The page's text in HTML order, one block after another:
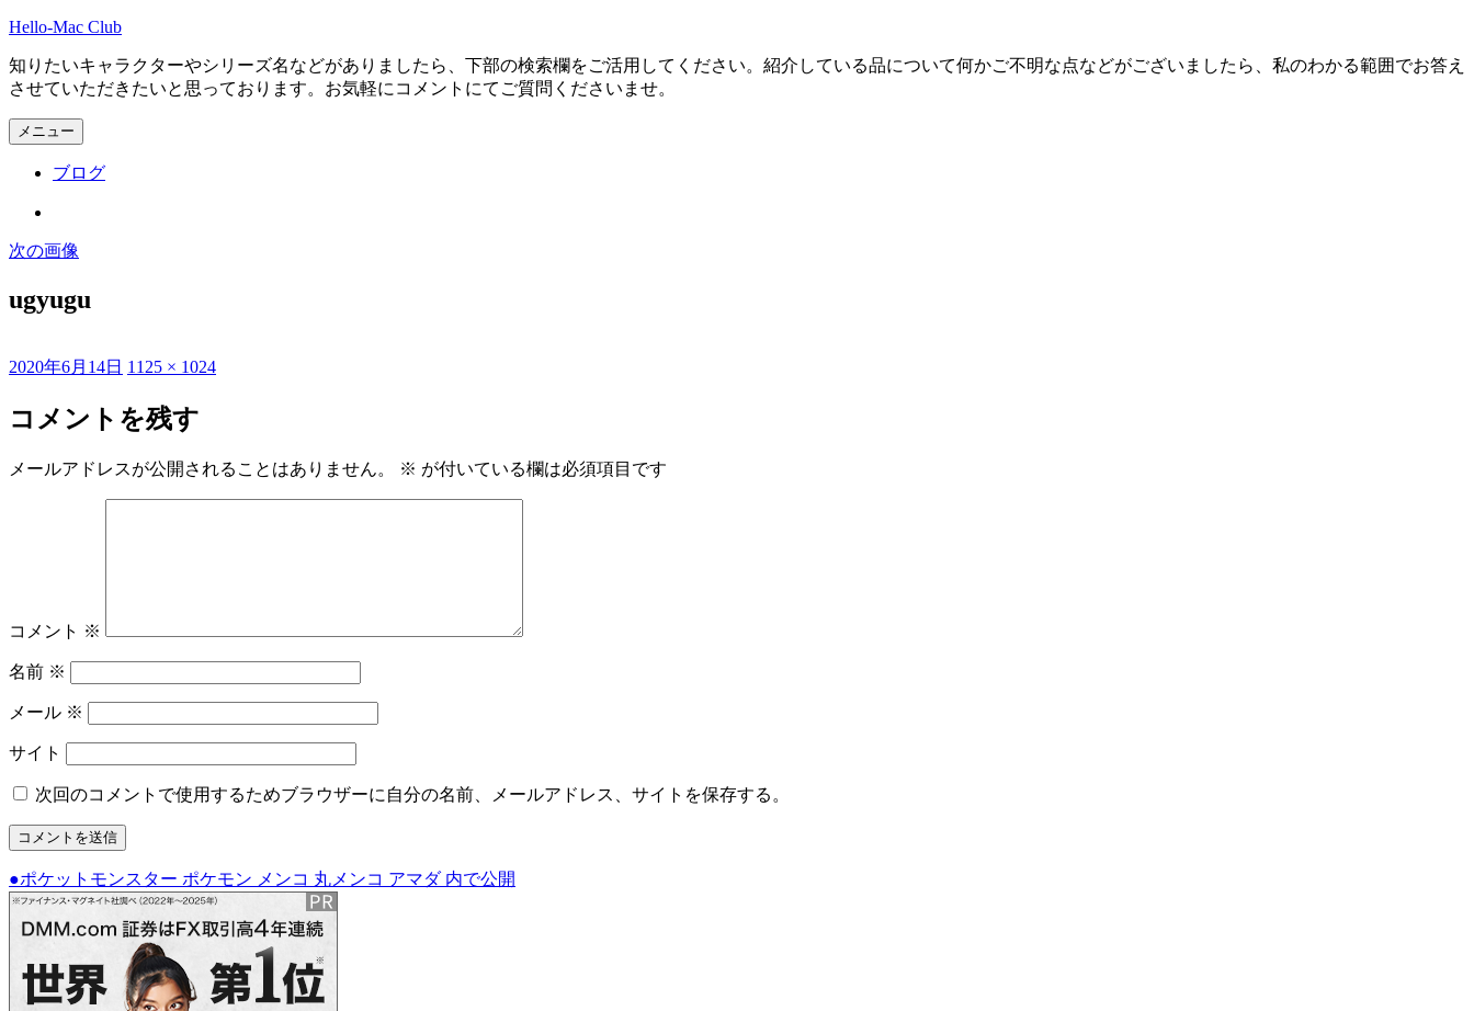
コ
テ
ン
ツ
へ
Hello-Mac Club
知りたいキャラクターやシリーズ名などがありましたら、下部の検索欄をご活用してください。紹介している品について何かご不明な点などがございましたら、私のわかる範囲でお答え
させていただきたいと思っております。お気軽にコメントにてご質問くださいませ。
メニュー
ブログ
次の画像
ugyugu
投
日:
2020年6月14日 フ
サ
イ
1125 × 1024
コメントを残す
メールアドレスが公開されることはありません。 ※ が付いている欄は必須項目です
コメント ※
名前 ※
メール ※
サイト
次回のコメントで使用するためブラウザーに自分の名前、メールアドレス、サイトを保存する。
投
稿
ビ
●ポケットモンスター ポケモン メンコ 丸メンコ アマダ 内で公開